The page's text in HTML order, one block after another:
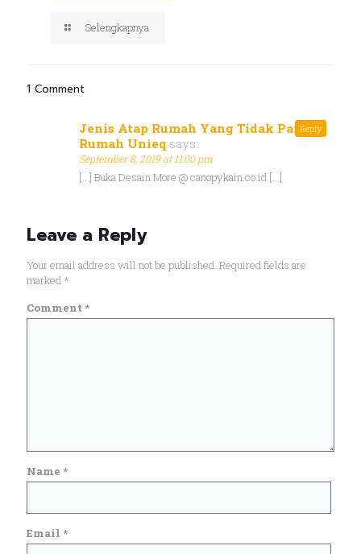
Selengkapnya
1 Comment
Jenis Atap Rumah Yang Tidak Panas |
Rumah Unieq says:
September 8, 2019 at 11:00 pm
[…] Buka Desain More @ canopykain.co.id […]
Reply
Leave a Reply
Your email address will not be published. Required fields are
marked *
Comment *
Name *
Email *